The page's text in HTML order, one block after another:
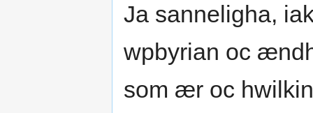
Ja sanneligha,
wpbyrian oc
som ær oc